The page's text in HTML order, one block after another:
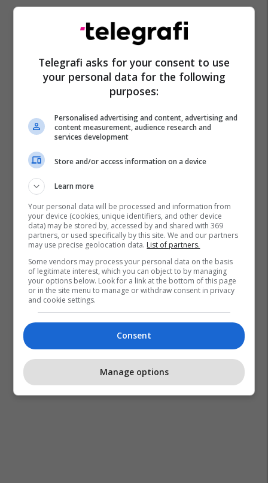
Telegrafi asks for your consent to use
your personal data for the following
purposes:
Personalised advertising and content, advertising and
content measurement, audience research and
services development
Store and/or access information on a device
Learn more
Your personal data will be processed and information from
your device (cookies, unique identifiers, and other device
data) may be stored by, accessed by and shared with 369
partners, or used specifically by this site. We and our partners
may use precise geolocation data. List of partners.
Some vendors may process your personal data on the basis
of legitimate interest, which you can object to by managing
your options below. Look for a link at the bottom of this page
or in the site menu to manage or withdraw consent in privacy
and cookie settings.
Consent
Manage options